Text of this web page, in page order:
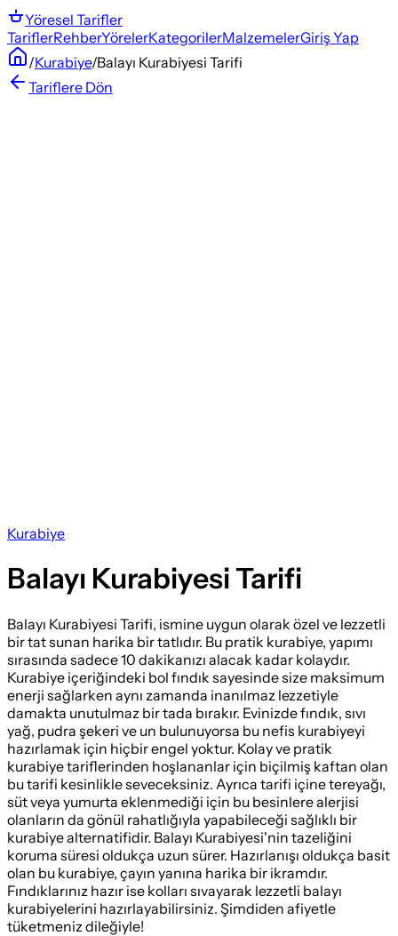
Yöresel Tarifler
TariflerRehberYörelerKategorilerMalzemelerGiriş Yap
/Kurabiye/Balayı Kurabiyesi Tarifi
Tariflere Dön
Kurabiye
Balayı Kurabiyesi Tarifi
Balayı Kurabiyesi Tarifi, ismine uygun olarak özel ve lezzetli
bir tat sunan harika bir tatlıdır. Bu pratik kurabiye, yapımı
sırasında sadece 10 dakikanızı alacak kadar kolaydır.
Kurabiye içeriğindeki bol fındık sayesinde size maksimum
enerji sağlarken aynı zamanda inanılmaz lezzetiyle
damakta unutulmaz bir tada bırakır. Evinizde fındık, sıvı
yağ, pudra şekeri ve un bulunuyorsa bu nefis kurabiyeyi
hazırlamak için hiçbir engel yoktur. Kolay ve pratik
kurabiye tariflerinden hoşlananlar için biçilmiş kaftan olan
bu tarifi kesinlikle seveceksiniz. Ayrıca tarifi içine tereyağı,
süt veya yumurta eklenmediği için bu besinlere alerjisi
olanların da gönül rahatlığıyla yapabileceği sağlıklı bir
kurabiye alternatifidir. Balayı Kurabiyesi'nin tazeliğini
koruma süresi oldukça uzun sürer. Hazırlanışı oldukça basit
olan bu kurabiye, çayın yanına harika bir ikramdır.
Fındıklarınız hazır ise kolları sıvayarak lezzetli balayı
kurabiyelerini hazırlayabilirsiniz. Şimdiden afiyetle
tüketmeniz dileğiyle!